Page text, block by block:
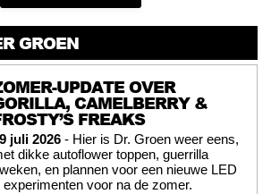
GROEN
UPDATE OVER
CAMELBERRY &
FREAKS
juli 2026 - Hier is Dr. Groen weer eens,
dikke autoflower toppen, guerrilla
en plannen voor een nieuwe LED
experimenten voor na de zomer.